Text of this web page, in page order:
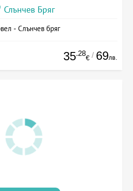
Слънчев Бряг
- Слънчев бряг
35.28
€ / 69лв.